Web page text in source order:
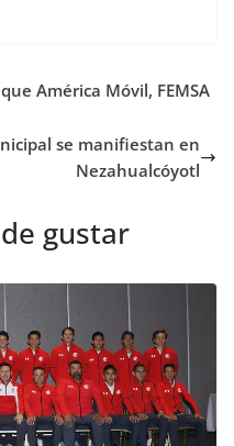
América Móvil, FEMSA
se manifiestan en
Nezahualcóyotl
gustar